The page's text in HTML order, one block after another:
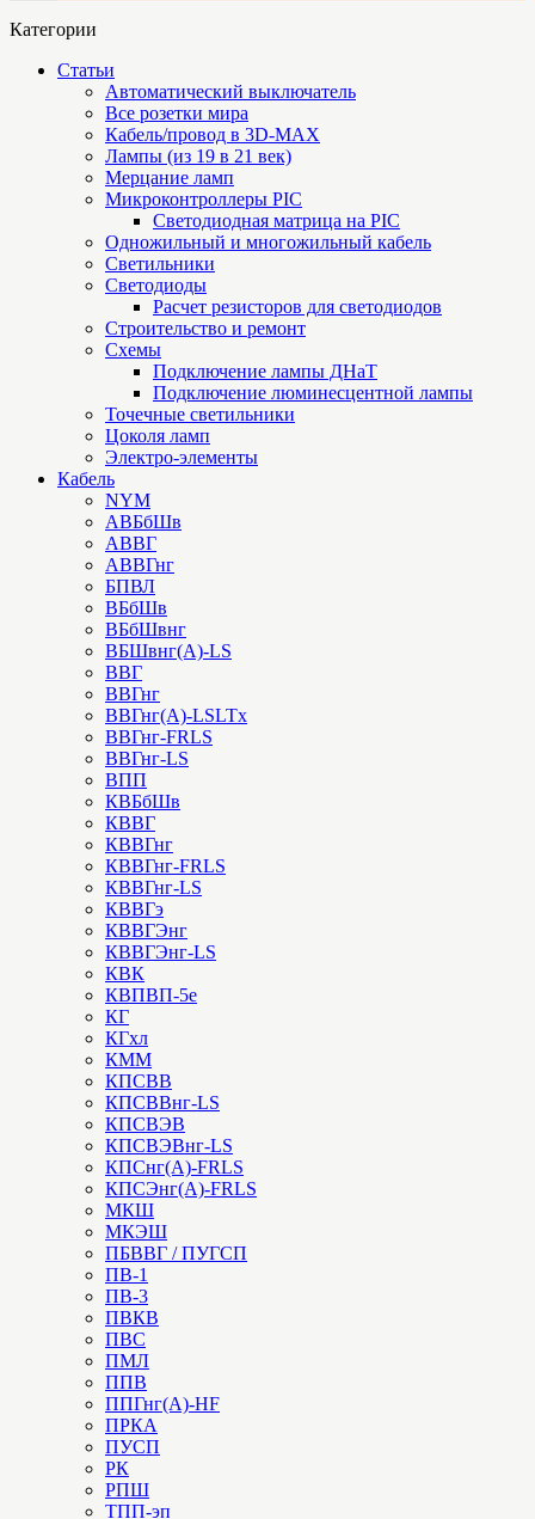
Категории
Статьи
Автоматический выключатель
Все розетки мира
Кабель/провод в 3D-MAX
Лампы (из 19 в 21 век)
Мерцание ламп
Микроконтроллеры PIC
Cветодиодная матрица на PIC
Одножильный и многожильный кабель
Светильники
Светодиоды
Расчет резисторов для светодиодов
Строительство и ремонт
Схемы
Подключение лампы ДНаТ
Подключение люминесцентной лампы
Точечные светильники
Цоколя ламп
Электро-элементы
Кабель
NYM
АВБбШв
АВВГ
АВВГнг
БПВЛ
ВБбШв
ВБбШвнг
ВБШвнг(А)-LS
ВВГ
ВВГнг
ВВГнг(А)-LSLTx
ВВГнг-FRLS
ВВГнг-LS
ВПП
КВБбШв
КВВГ
КВВГнг
КВВГнг-FRLS
КВВГнг-LS
КВВГэ
КВВГЭнг
КВВГЭнг-LS
КВК
КВПВП-5е
КГ
КГхл
КММ
КПСВВ
КПСВВнг-LS
КПСВЭВ
КПСВЭВнг-LS
КПСнг(А)-FRLS
КПСЭнг(А)-FRLS
МКШ
МКЭШ
ПБВВГ / ПУГСП
ПВ-1
ПВ-3
ПВКВ
ПВС
ПМЛ
ППВ
ППГнг(А)-HF
ПРКА
ПУСП
РК
РПШ
ТПП-эп